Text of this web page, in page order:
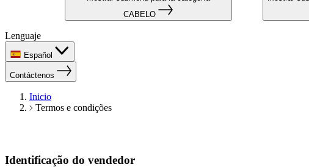
CABELO
Lenguaje
Español
Contáctenos
Inicio
Termos e condições
Identificação do vendedor